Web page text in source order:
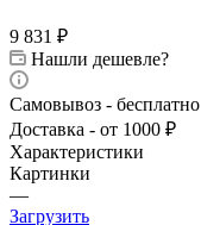
9 831 ₽
Нашли дешевле?
Самовывоз - бесплатно
Доставка - от 1000 ₽
Характеристики
Картинки
—
Загрузить